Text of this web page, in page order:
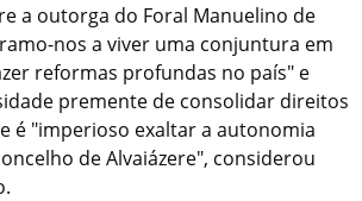
a outorga do Foral Manuelino de
nos a viver uma conjuntura em
reformas profundas no país" e
premente de consolidar direitos
é "imperioso exaltar a autonomia
de Alvaiázere", considerou